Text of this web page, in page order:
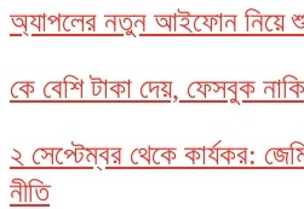
অ্যাপলের নতুন আইফোন নিয়ে
কে বেশি টাকা দেয়, ফেসবুক
২ সেপ্টেম্বর থেকে কার্যকর:
নীতি